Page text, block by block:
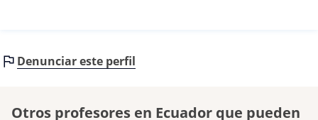
Denunciar este perfil
Otros profesores en Ecuador que pueden